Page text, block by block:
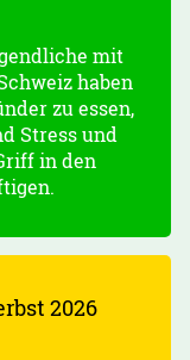
mit
haben
zu essen,
Stress und
in den
2026